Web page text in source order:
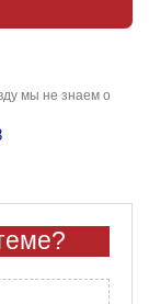
мы не знаем о